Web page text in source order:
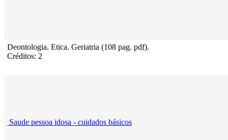
Deontologia. Etica. Geriatria (108 pag. pdf).
Créditos: 2
Saude pessoa idosa - cuidados básicos